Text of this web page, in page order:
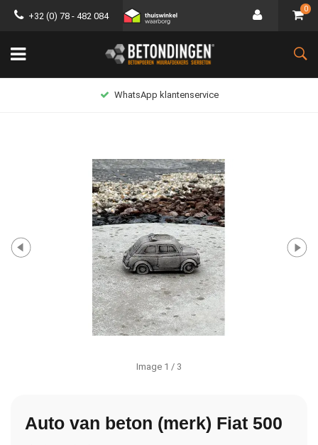
+32 (0) 78 - 482 084
0
WhatsApp klantenservice
Image 1 / 3
Auto van beton (merk) Fiat 500